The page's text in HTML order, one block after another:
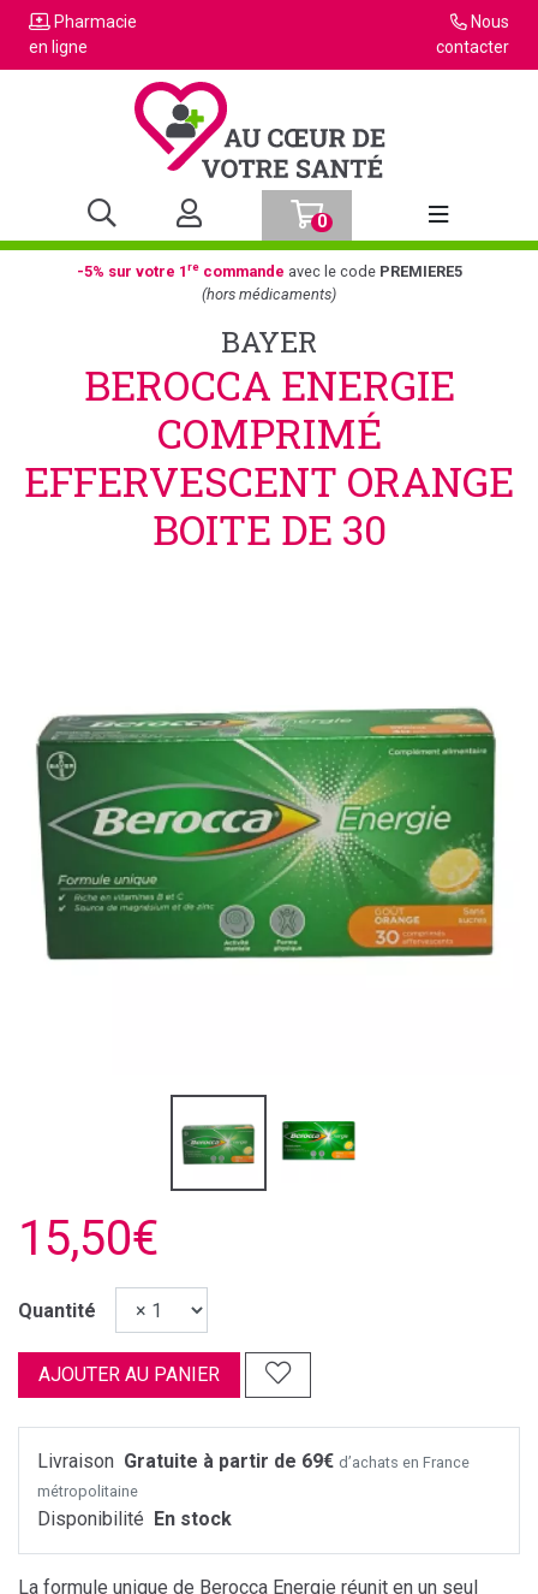
Pharmacie
en ligne
Nous
contacter
0
Afficher la
-5% sur votre 1recommande avec le code PREMIERE5
(hors médicaments)
BAYER
BEROCCA ENERGIE
COMPRIMÉ
EFFERVESCENT ORANGE
BOITE DE 30
15,50€
Quantité
AJOUTER AU PANIER
Livraison Gratuite à partir de 69€ d’achats en France
métropolitaine
Disponibilité En stock
La formule unique de Berocca Energie réunit en un seul